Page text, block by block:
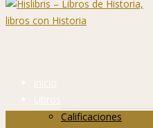
Inicio
Libros
Calificaciones